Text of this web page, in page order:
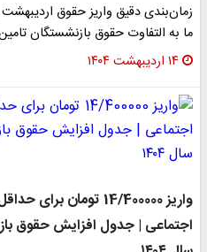
زمان‌بندی دقیق واریز حقوق
ما به‌ التفاوت حقوق بازنشستگان
۱۴ اردیبهشت ۱۴۰۴
واریز 14/400000 تومان
اجتماعی | جدول افزایش حقوق